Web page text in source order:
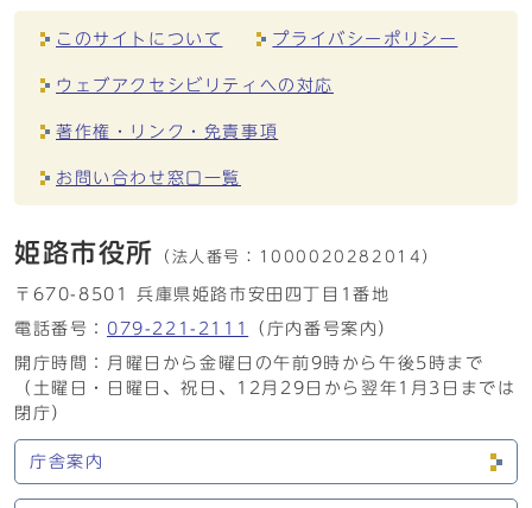
このサイトについて プライバシーポリシー
ウェブアクセシビリティへの対応
著作権・リンク・免責事項
お問い合わせ窓口一覧
姫路市役所 （法人番号： 1000020282014）
〒670-8501 兵庫県姫路市安田四丁目1番地
電話番号： 079-221-2111
（庁内番号案内）
開庁時間：月曜日から金曜日の午前9時から午後5時まで
（土曜日・日曜日、祝日、12月29日から翌年1月3日までは
閉庁）
庁舎案内